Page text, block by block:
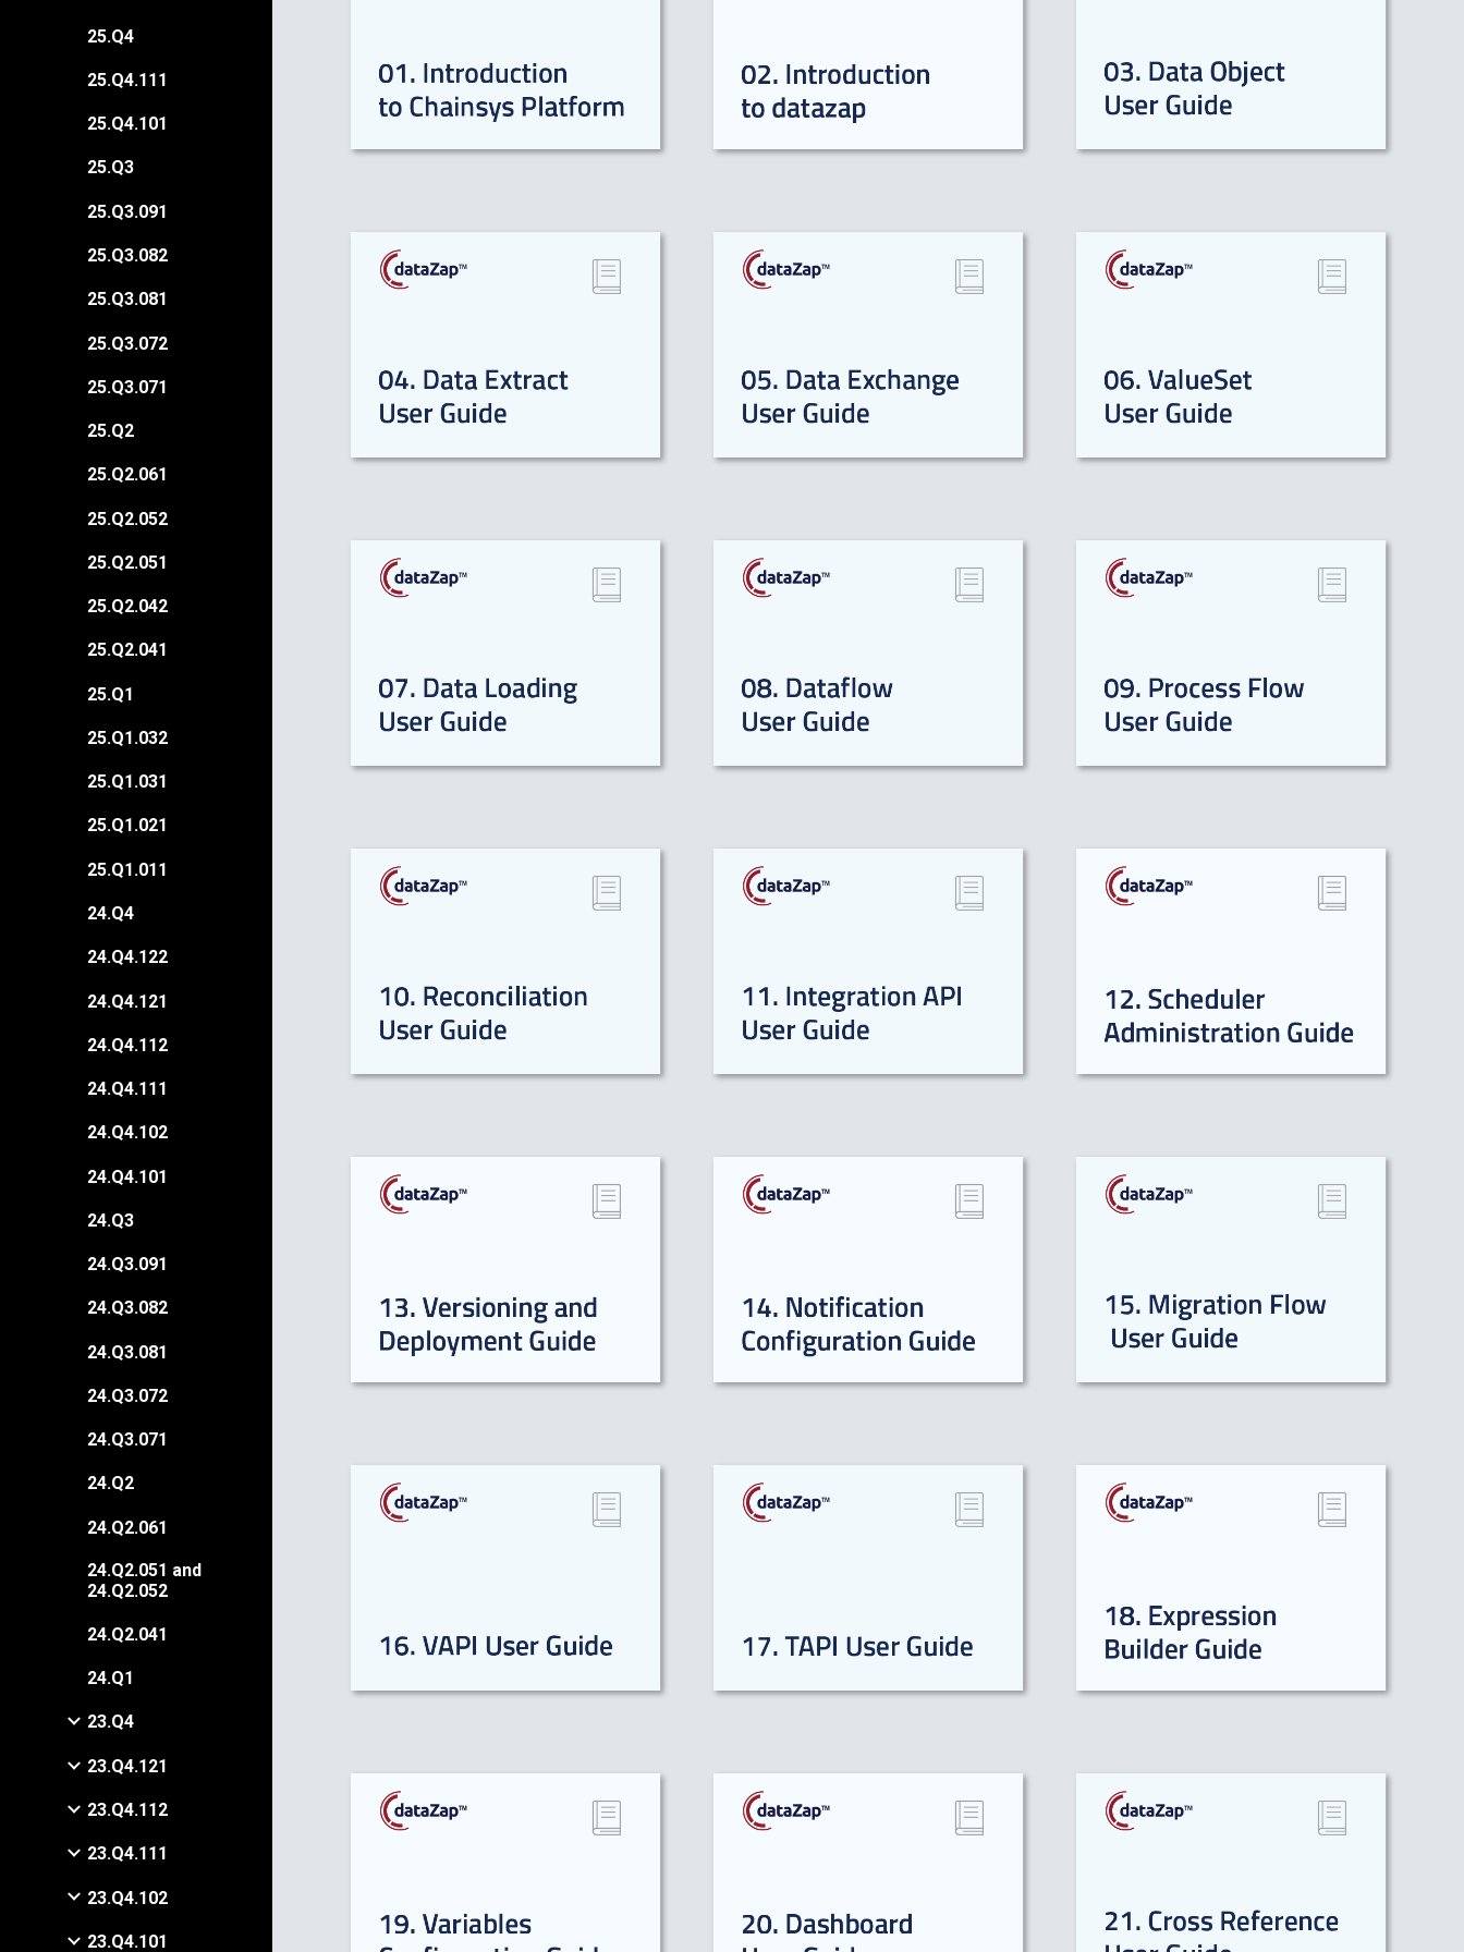
25.Q4
25.Q4.111
25.Q4.101
25.Q3
25.Q3.091
25.Q3.082
25.Q3.081
25.Q3.072
25.Q3.071
25.Q2
25.Q2.061
25.Q2.052
25.Q2.051
25.Q2.042
25.Q2.041
25.Q1
25.Q1.032
25.Q1.031
25.Q1.021
25.Q1.011
24.Q4
24.Q4.122
24.Q4.121
24.Q4.112
24.Q4.111
24.Q4.102
24.Q4.101
24.Q3
24.Q3.091
24.Q3.082
24.Q3.081
24.Q3.072
24.Q3.071
24.Q2
24.Q2.061
24.Q2.051 and
24.Q2.052
24.Q2.041
24.Q1
23.Q4
23.Q4.121
23.Q4.112
23.Q4.111
23.Q4.102
23.Q4.101